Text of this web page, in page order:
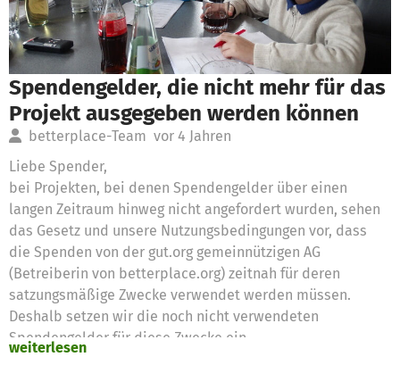
Spendengelder, die nicht mehr für das
Projekt ausgegeben werden können
betterplace-Team vor 4 Jahren
Liebe Spender,
bei Projekten, bei denen Spendengelder über einen
langen Zeitraum hinweg nicht angefordert wurden, sehen
das Gesetz und unsere Nutzungsbedingungen vor, dass
die Spenden von der gut.org gemeinnützigen AG
(Betreiberin von betterplace.org) zeitnah für deren
satzungsmäßige Zwecke verwendet werden müssen.
Deshalb setzen wir die noch nicht verwendeten
Spendengelder für diese Zwecke ein
weiterlesen